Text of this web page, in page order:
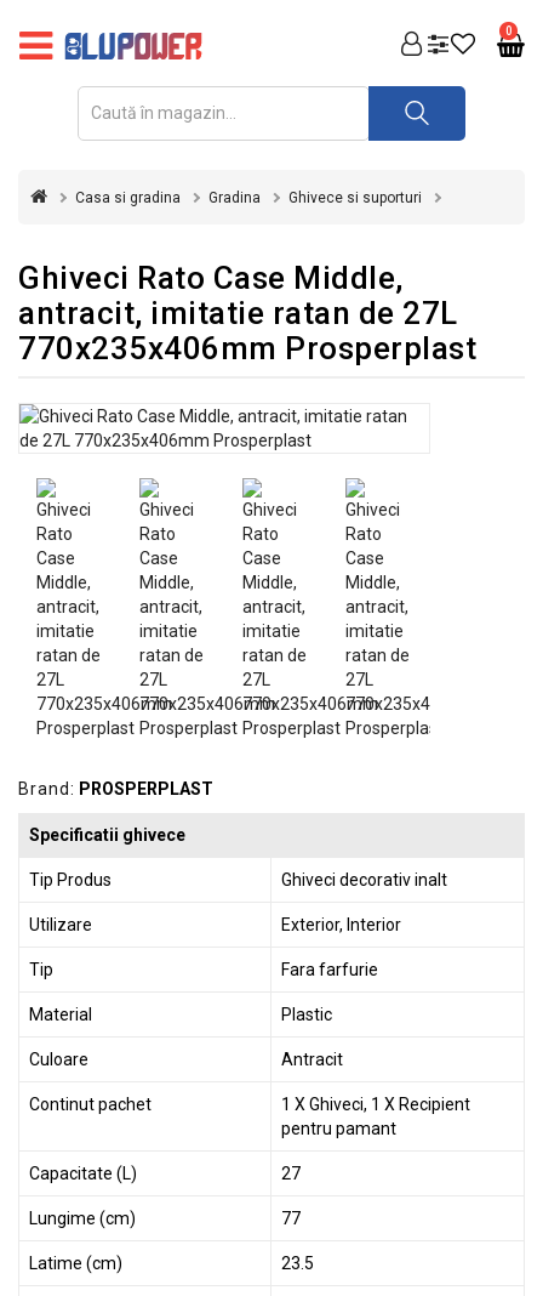
0
FOTOVOLTAICE
REDRESOARE
INVERTOARE
UPS
STABILIZATOARE
DE
TENSIUNE
CASA
GRADINA
SCULE
ECHIPAMENTE
ELECTRICE
ECHIPAMENTE
PROTECȚIE
KITURI
Casa si gradina Gradina Ghivece si suporturi
Ghiveci Rato Case Middle,
antracit, imitatie ratan de 27L
770x235x406mm Prosperplast
Brand: PROSPERPLAST
Specificatii ghivece
Tip Produs Ghiveci decorativ inalt
Utilizare Exterior, Interior
Tip Fara farfurie
Material Plastic
Culoare Antracit
Continut pachet
1 X Ghiveci, 1 X Recipient
pentru pamant
Capacitate (L) 27
Lungime (cm) 77
Latime (cm) 23.5